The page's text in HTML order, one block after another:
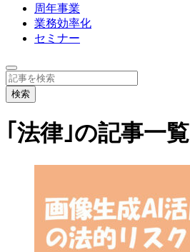
周年事業
業務効率化
セミナー
｢法律｣の記事一覧